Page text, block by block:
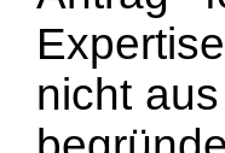
nicht